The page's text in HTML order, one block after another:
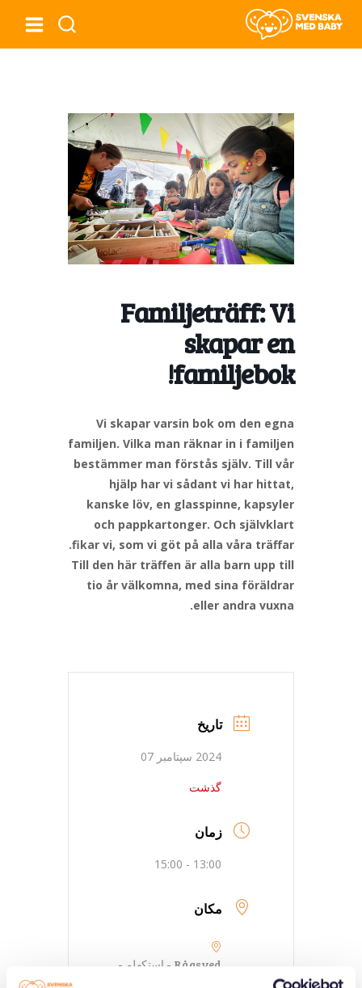
Familjeträff: Vi
skapar en
familjebok!
Vi skapar varsin bok om den egna
familjen. Vilka man räknar in i familjen
bestämmer man förstås själv. Till vår
hjälp har vi sådant vi har hittat,
kanske löv, en glasspinne, kapsyler
och pappkartonger. Och självklart
fikar vi, som vi göt på alla våra träffar.
Till den här träffen är alla barn upp till
tio år välkomna, med sina föräldrar
eller andra vuxna.
تاریخ
2024 سپتامبر 07
گذشت
زمان
13:00 - 15:00
مکان
Rågsved - استکهلم -